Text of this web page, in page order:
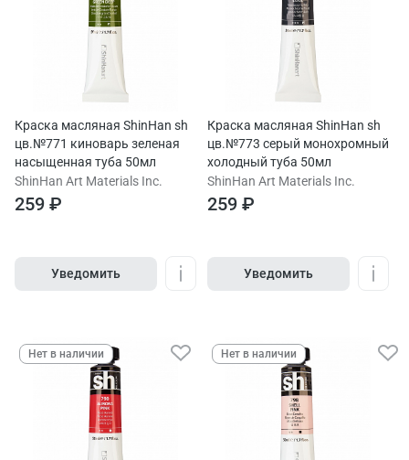
Краска масляная ShinHan sh
цв.№771 киноварь зеленая
насыщенная туба 50мл
ShinHan Art Materials Inc.
259 ₽
Уведомить
Краска масляная ShinHan sh
цв.№773 серый монохромный
холодный туба 50мл
ShinHan Art Materials Inc.
259 ₽
Уведомить
Нет в наличии Нет в наличии